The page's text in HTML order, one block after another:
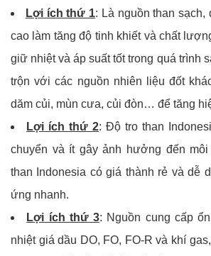
Lợi ích thứ 1: Là nguồn than sạch,
cao làm tăng độ tinh khiết và chất
giữ nhiệt và áp suất tốt trong quá trình
trộn với các nguồn nhiên liệu đốt
dăm củi, mùn cưa, củi đòn… để tăng
Lợi ích thứ 2: Độ tro than
chuyển và ít gây ảnh hưởng đến
than Indonesia có giá thành rẻ và dễ
ứng nhanh.
Lợi ích thứ 3: Nguồn cung cấp
nhiệt giá dầu DO, FO, FO-R và khí